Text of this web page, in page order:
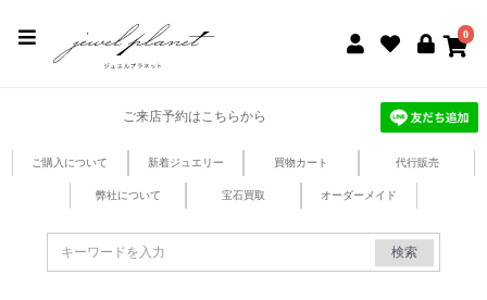
0
ご来店予約はこちらから
ご購入について 新着ジュエリー 買物カート 代行販売
弊社について 宝石買取 オーダーメイド
検索